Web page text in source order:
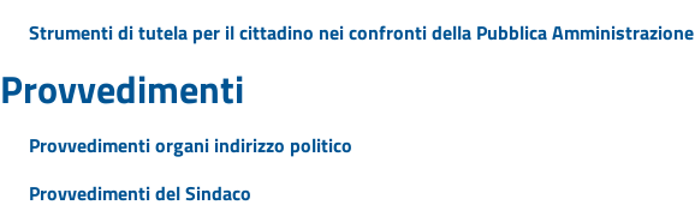
Strumenti di tutela per il cittadino nei confronti della Pubblica Amministrazione
Provvedimenti
Provvedimenti organi indirizzo politico
Provvedimenti del Sindaco